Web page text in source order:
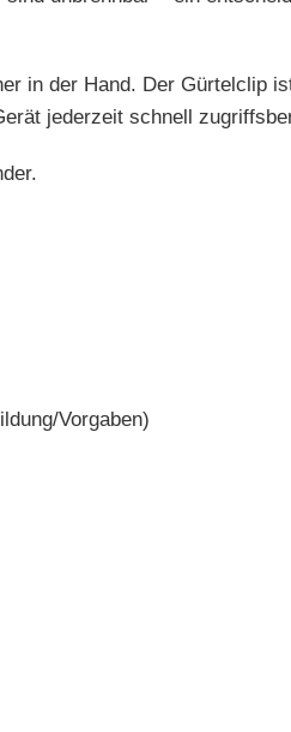
in der Hand. Der Gürtelclip
jederzeit schnell
Vorgaben)